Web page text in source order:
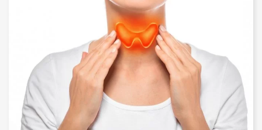
Trabalho?